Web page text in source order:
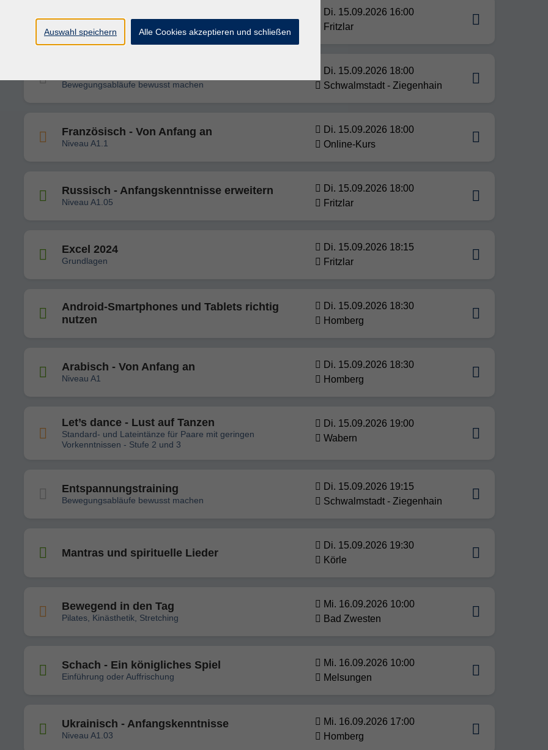
Di. 15.09.2026 16:00
Fritzlar
Bewegungsabläufe bewusst machen
Di. 15.09.2026 18:00
Schwalmstadt - Ziegenhain
Französisch - Von Anfang an
Niveau A1.1
Di. 15.09.2026 18:00
Online-Kurs
Russisch - Anfangskenntnisse erweitern
Niveau A1.05
Di. 15.09.2026 18:00
Fritzlar
Excel 2024
Grundlagen
Di. 15.09.2026 18:15
Fritzlar
Android-Smartphones und Tablets richtig
nutzen
Di. 15.09.2026 18:30
Homberg
Arabisch - Von Anfang an
Niveau A1
Di. 15.09.2026 18:30
Homberg
Let’s dance - Lust auf Tanzen
Standard- und Lateintänze für Paare mit geringen
Vorkenntnissen - Stufe 2 und 3
Di. 15.09.2026 19:00
Wabern
Entspannungstraining
Bewegungsabläufe bewusst machen
Di. 15.09.2026 19:15
Schwalmstadt - Ziegenhain
Mantras und spirituelle Lieder
Di. 15.09.2026 19:30
Körle
Bewegend in den Tag
Pilates, Kinästhetik, Stretching
Mi. 16.09.2026 10:00
Bad Zwesten
Schach - Ein königliches Spiel
Einführung oder Auffrischung
Mi. 16.09.2026 10:00
Melsungen
Ukrainisch - Anfangskenntnisse
Niveau A1.03
Mi. 16.09.2026 17:00
Homberg
Auswahl speichern Alle Cookies akzeptieren und schließen